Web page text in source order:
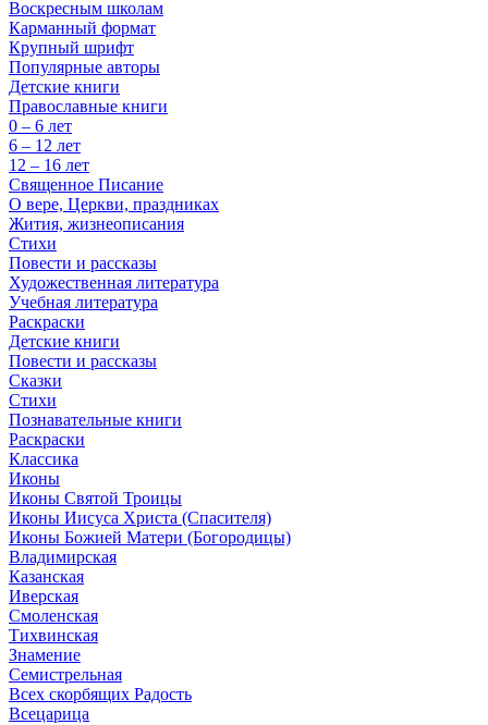
Воскресным школам
Карманный формат
Крупный шрифт
Популярные авторы
Детские книги
Православные книги
0 – 6 лет
6 – 12 лет
12 – 16 лет
Священное Писание
О вере, Церкви, праздниках
Жития, жизнеописания
Стихи
Повести и рассказы
Художественная литература
Учебная литература
Раскраски
Детские книги
Повести и рассказы
Сказки
Стихи
Познавательные книги
Раскраски
Классика
Иконы
Иконы Святой Троицы
Иконы Иисуса Христа (Спасителя)
Иконы Божией Матери (Богородицы)
Владимирская
Казанская
Иверская
Смоленская
Тихвинская
Знамение
Семистрельная
Всех скорбящих Радость
Всецарица